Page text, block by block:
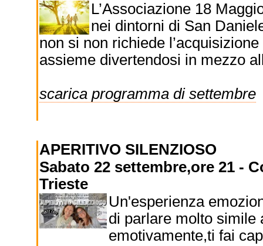
L’Associazione 18
nei dintorni di San
non si non richiede
assieme divertendosi in mezzo
scarica programma di settembre
APERITIVO SILENZIOSO
Sabato 22 settembre,ore 21 -
Trieste
Un'esperienza
di parlare molto simile
emotivamente,ti fai